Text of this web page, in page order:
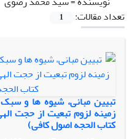
تعداد مقالات:
1
تبیین مبانی، شیوه ها و
زمینه لزوم تبعیت از حجت
کتاب الحجه اصول کافی)